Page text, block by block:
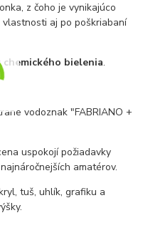
z čoho je vynikajúco
aj po poškriabaní
bielenia.
vodoznak "FABRIANO +
uspokojí požiadavky
amatérov.
tuš, uhlík, grafiku a